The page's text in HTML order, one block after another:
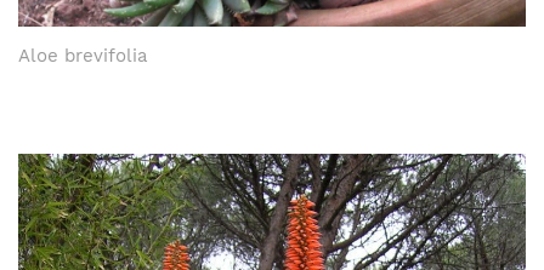
Aloe brevifolia